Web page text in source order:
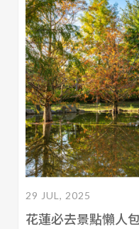
29 JUL, 2025
花蓮必去景點懶人